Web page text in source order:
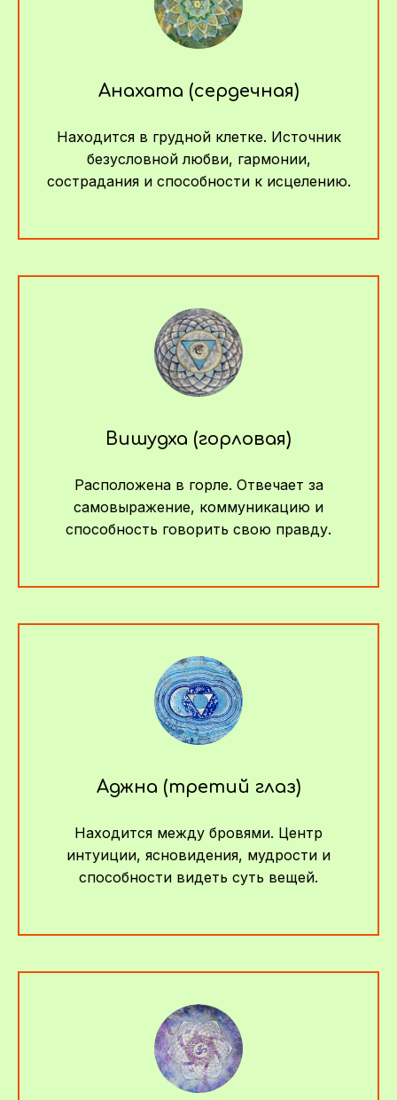
Анахата (сердечная)
Находится в грудной клетке. Источник
безусловной любви, гармонии,
сострадания и способности к исцелению.
Вишудха (горловая)
Расположена в горле. Отвечает за
самовыражение, коммуникацию и
способность говорить свою правду.
Аджна (третий глаз)
Находится между бровями. Центр
интуиции, ясновидения, мудрости и
способности видеть суть вещей.